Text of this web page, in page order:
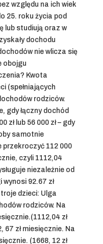
względu na ich wiek
25. roku życia pod
lub studiują oraz w
dochodu
nie wlicza się
obojgu
Kwota
(spełniających
rodziców.
gdy łączny dochód
zł lub 56 000 zł – gdy
samotnie
przekroczyć 112 000
czyli 1112,04
niezależnie od
92.67 zł
dzieci: Ulga
rodziców. Na
zł
67 zł miesięcznie. Na
(1668, 12 zł